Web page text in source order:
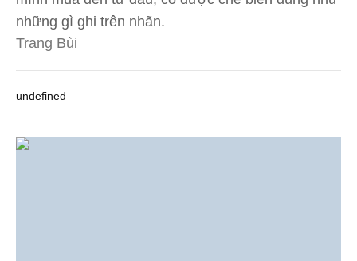
những gì ghi trên nhãn.
Trang Bùi
undefined